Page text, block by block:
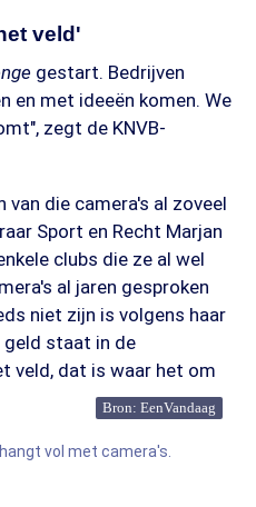
veld'
gestart. Bedrijven
en met ideeën komen. We
zegt de KNVB-
die camera's al zoveel
Sport en Recht Marjan
clubs die ze al wel
al jaren gesproken
niet zijn is volgens haar
geld staat in de
veld, dat is waar het om
Bron: EenVandaag
vol met camera's.